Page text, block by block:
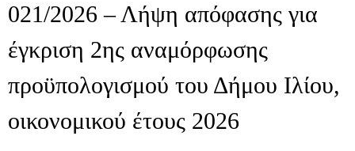
021/2026 – Λήψη απόφασης για
έγκριση 2ης αναμόρφωσης
προϋπολογισμού του Δήμου Ιλίου,
οικονομικού έτους 2026